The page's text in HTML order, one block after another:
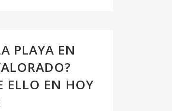
PLAYA EN
ELLO EN HOY